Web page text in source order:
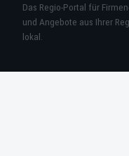
Das Regio-Portal für
und Angebote aus Ihrer
lokal.